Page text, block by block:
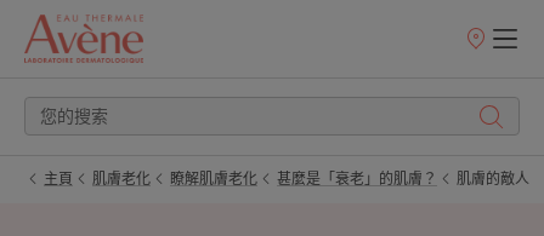
銷
主頁 肌膚老化 瞭解肌膚老化 甚麼是「衰老」的肌膚？ 肌膚的敵人